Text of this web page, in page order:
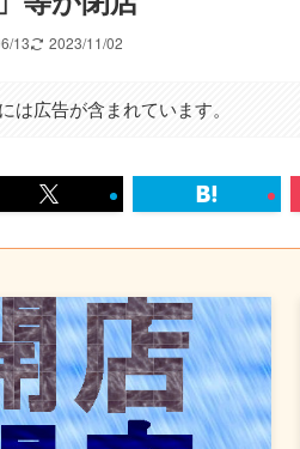
13 2023/11/02
は広告が含まれています。